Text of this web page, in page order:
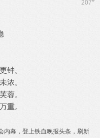
207
钟。
浓。
蓉。
重。
内幕，登上铁血晚报头条，刷新